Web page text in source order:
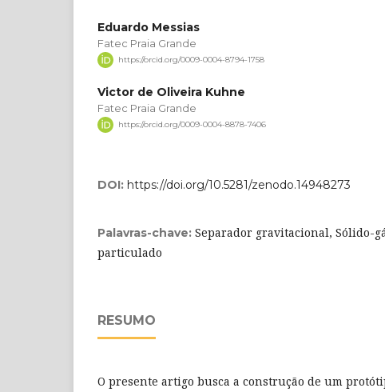
Eduardo Messias
Fatec Praia Grande
https://orcid.org/0009-0004-8794-1758
Victor de Oliveira Kuhne
Fatec Praia Grande
https://orcid.org/0009-0004-8878-7406
DOI: https://doi.org/10.5281/zenodo.14948273
Palavras-chave: Separador gravitacional, Sólido-
particulado
RESUMO
O presente artigo busca a construção de um